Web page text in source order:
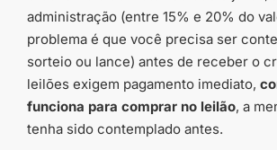
administração (entre 15% e 20% do
problema é que você precisa ser
sorteio ou lance) antes de receber o
leilões exigem pagamento imediato,
funciona para comprar no leilão, a
tenha sido contemplado antes.